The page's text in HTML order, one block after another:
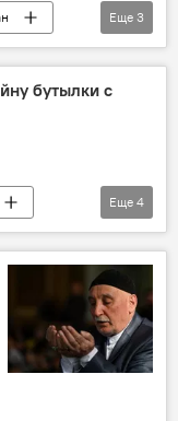
Еще 3
бутылки с
Еще 4